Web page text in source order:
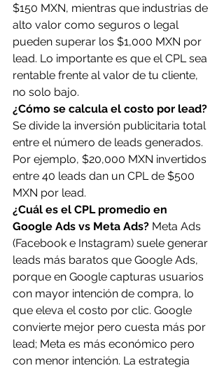
$150 MXN, mientras que industrias de
alto valor como seguros o legal
pueden superar los $1,000 MXN por
lead. Lo importante es que el CPL sea
rentable frente al valor de tu cliente,
no solo bajo.
¿Cómo se calcula el costo por lead?
Se divide la inversión publicitaria total
entre el número de leads generados.
Por ejemplo, $20,000 MXN invertidos
entre 40 leads dan un CPL de $500
MXN por lead.
¿Cuál es el CPL promedio en
Google Ads vs Meta Ads? Meta Ads
(Facebook e Instagram) suele generar
leads más baratos que Google Ads,
porque en Google capturas usuarios
con mayor intención de compra, lo
que eleva el costo por clic. Google
convierte mejor pero cuesta más por
lead; Meta es más económico pero
con menor intención. La estrategia